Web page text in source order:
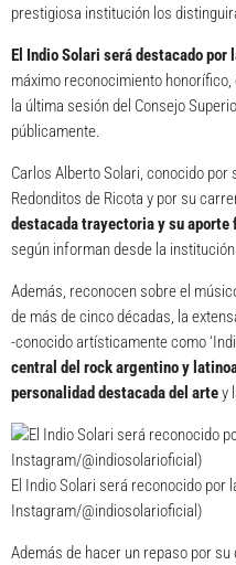
prestigiosa institución los
El Indio Solari será destacado por
máximo reconocimiento
la última sesión del Consejo
públicamente.
Carlos Alberto Solari, conocido por
Redonditos de Ricota y por su
destacada trayectoria y su
según informan desde la
Además, reconocen sobre el
de más de cinco décadas, la
-conocido artísticamente como
central del rock argentino y
personalidad destacada del artey
El Indio Solari será reconocido por
Instagram/@indiosolarioficial)
Además de hacer un repaso por